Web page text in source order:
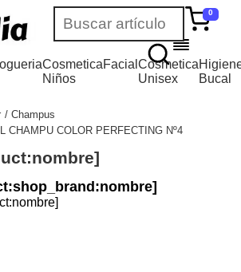
0
Cosmetica
Niños
FacialCosmetica
Unisex
Bucal
Champus
CHAMPU COLOR PERFECTING Nº4